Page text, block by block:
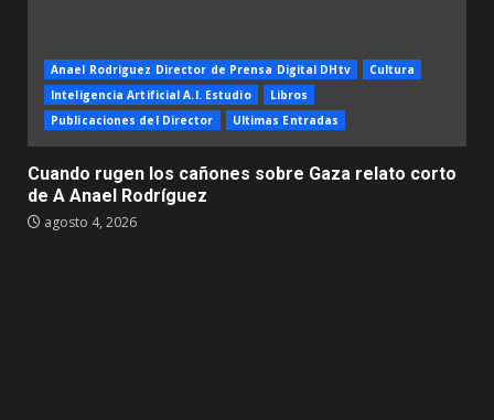
Anael Rodriguez Director de Prensa Digital DHtv
Cultura
Inteligencia Artificial A.I. Estudio
Libros
Publicaciones del Director
Ultimas Entradas
Cuando rugen los cañones sobre Gaza relato corto
de A Anael Rodríguez
agosto 4, 2026